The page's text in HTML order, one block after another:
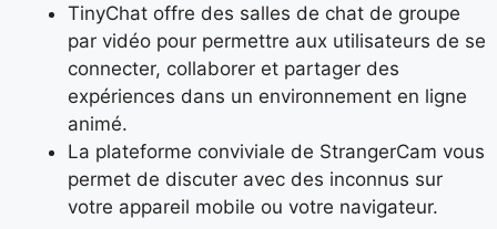
TinyChat offre des salles de chat de groupe
par vidéo pour permettre aux utilisateurs de se
connecter, collaborer et partager des
expériences dans un environnement en ligne
animé.
La plateforme conviviale de StrangerCam vous
permet de discuter avec des inconnus sur
votre appareil mobile ou votre navigateur.